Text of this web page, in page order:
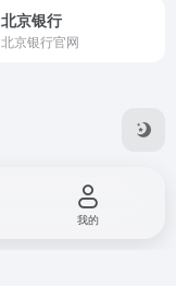
北京银行
北京银行官网
我的